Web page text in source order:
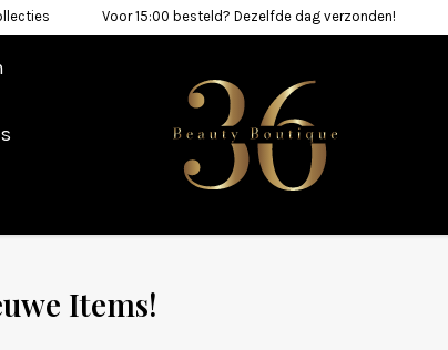
Voor 15:00 besteld? Dezelfde dag verzonden!
Items!